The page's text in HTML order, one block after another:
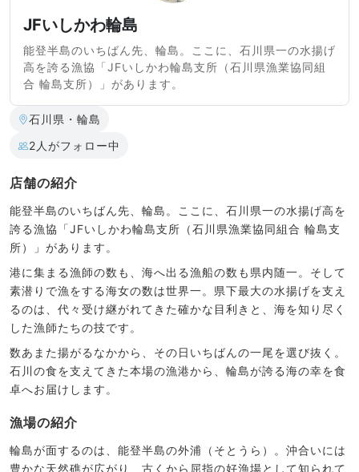
JFいしかわ輪島
能登半島のいちばん先、輪島。ここに、石川県一の水揚げ
高を誇る漁協「JFいしかわ輪島支所（石川県漁業協同組
合 輪島支所）」があります。
石川県・輪島
2人がフォロー中
店舗の紹介
能登半島のいちばん先、輪島。ここに、石川県一の水揚げ高を
誇る漁協「JFいしかわ輪島支所（石川県漁業協同組合 輪島支
所）」があります。
港に集まる漁師の数も、海へ出る漁船の数も県内随一。そして
素潜りで漁をする海女の数は世界一。県下最大の水揚げを支え
るのは、代々受け継がれてきた確かな目利きと、海を知り尽く
した漁師たちの技です。
数あまた揚がるなかから、その日いちばんの一尾を選び抜く。
石川の食を支えてきた本場の漁港から、輪島が誇る海の幸を食
卓へお届けします。
漁場の紹介
輪島が面するのは、能登半島の外浦（そとうら）。沖合いには
豊かな天然礁が広がり、古くから屈指の好漁場として知られて